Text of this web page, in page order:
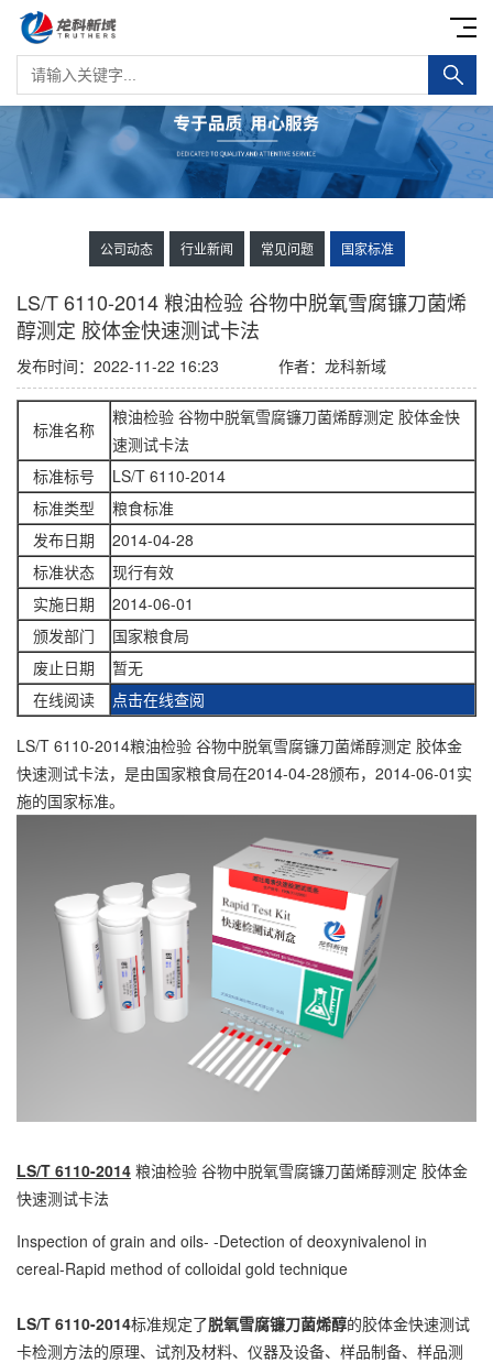
公司动态 行业新闻 常见问题 国家标准
LS/T 6110-2014 粮油检验 谷物中脱氧雪腐镰刀菌烯
醇测定 胶体金快速测试卡法
发布时间：2022-11-22 16:23 作者：龙科新域
标准名称
粮油检验 谷物中脱氧雪腐镰刀菌烯醇测定 胶体金快
速测试卡法
标准标号
LS/T 6110-2014
标准类型
粮食标准
发布日期
2014-04-28
标准状态
现行有效
实施日期
2014-06-01
颁发部门
国家粮食局
废止日期
暂无
在线阅读
点击在线查阅
LS/T 6110-2014粮油检验 谷物中脱氧雪腐镰刀菌烯醇测定 胶体金
快速测试卡法，是由国家粮食局在2014-04-28颁布，2014-06-01实
施的国家标准。
LS/T 6110-2014 粮油检验 谷物中脱氧雪腐镰刀菌烯醇测定 胶体金
快速测试卡法
Inspection of grain and oils- -Detection of deoxynivalenol in
cereal-Rapid method of colloidal gold technique
LS/T 6110-2014标准规定了脱氧雪腐镰刀菌烯醇的胶体金快速测试
卡检测方法的原理、试剂及材料、仪器及设备、样品制备、样品测